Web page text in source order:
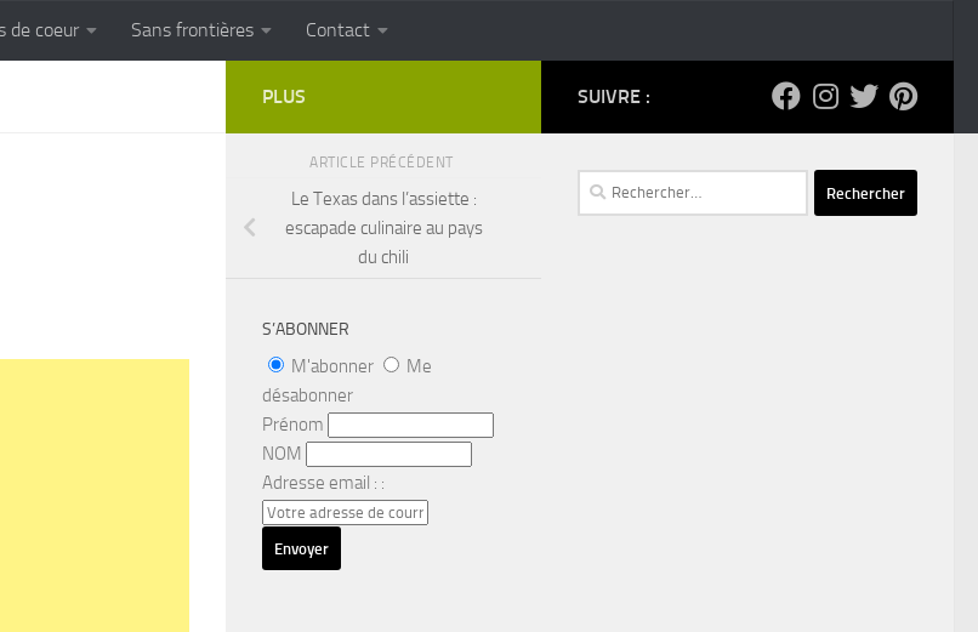
Cuisine populaire des terroirs
de coeur Sans frontières Contact
SUIVRE :
Rechercher :
PLUS
ARTICLE PRÉCÉDENT
Le Texas dans l’assiette :
escapade culinaire au pays
du chili
S’ABONNER
M'abonner
Me
désabonner
Prénom
NOM
Adresse email : :